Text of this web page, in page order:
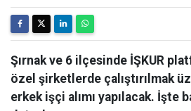
Şırnak ve 6 ilçesinde İŞKUR
özel şirketlerde çalıştırılmak
erkek işçi alımı yapılacak. İşte